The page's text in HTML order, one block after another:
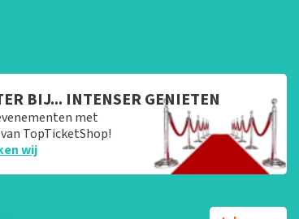
BIJ... INTENSER GENIETEN
met
TopTicketShop!
wij